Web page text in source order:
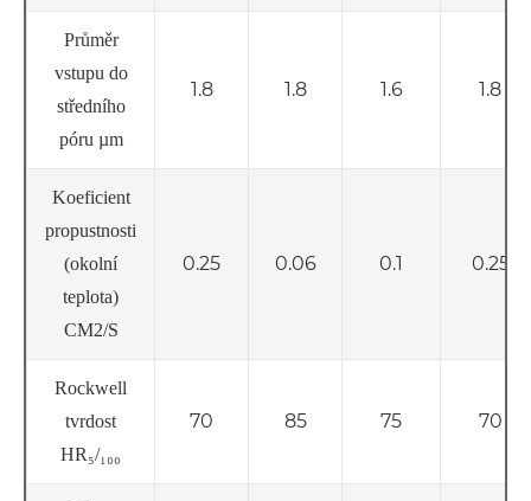
Průměr
vstupu do
středního
póru µm
1.8 1.8 1.6 1.8
Koeficient
propustnosti
(okolní
teplota)
CM2/S
0.25 0.06 0.1 0.25
Rockwell
tvrdost
HR₅/₁₀₀
70 85 75 70